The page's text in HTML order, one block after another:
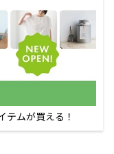
テムが買える！